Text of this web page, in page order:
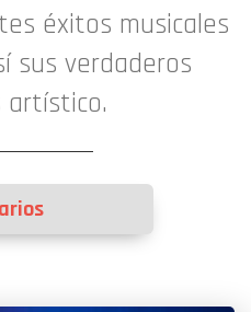
éxitos musicales
sus verdaderos